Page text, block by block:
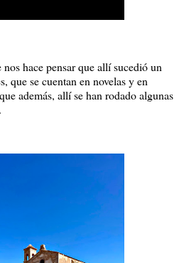
hace pensar que allí sucedió un
que se cuentan en novelas y en
además, allí se han rodado algunas